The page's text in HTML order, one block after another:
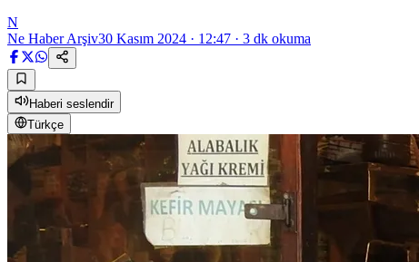
N
Ne Haber Arşiv30 Kasım 2024 · 12:47 · 3 dk okuma
Haberi seslendir
Türkçe